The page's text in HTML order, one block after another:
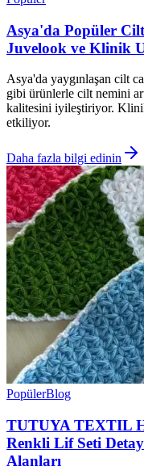
Asya'da Popüler
Juvelook ve Klinik
Asya'da yaygınlaşan cilt
gibi ürünlerle cilt nemini
kalitesini iyileştiriyor.
etkiliyor.
Daha fazla bilgi edinin
PopülerBlog
TUTUYA TEXTIL
Renkli Lif Seti
Alanları